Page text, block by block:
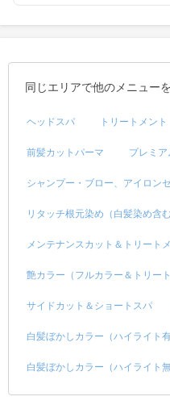
同じエリアで他のメニュー
ヘッドスパ トリートメント
前髪カットパーマ プレミ
シャンプー・ブロー、アイロン
リタッチ根元染め（白髪染め含む
メンテナンスカット＆トリート
艶カラー（フルカラー＆トリート
サイドカット＆ショートスパ
白髪ぼかしカラー（ハイライト有
白髪ぼかしカラー（ハイライト無